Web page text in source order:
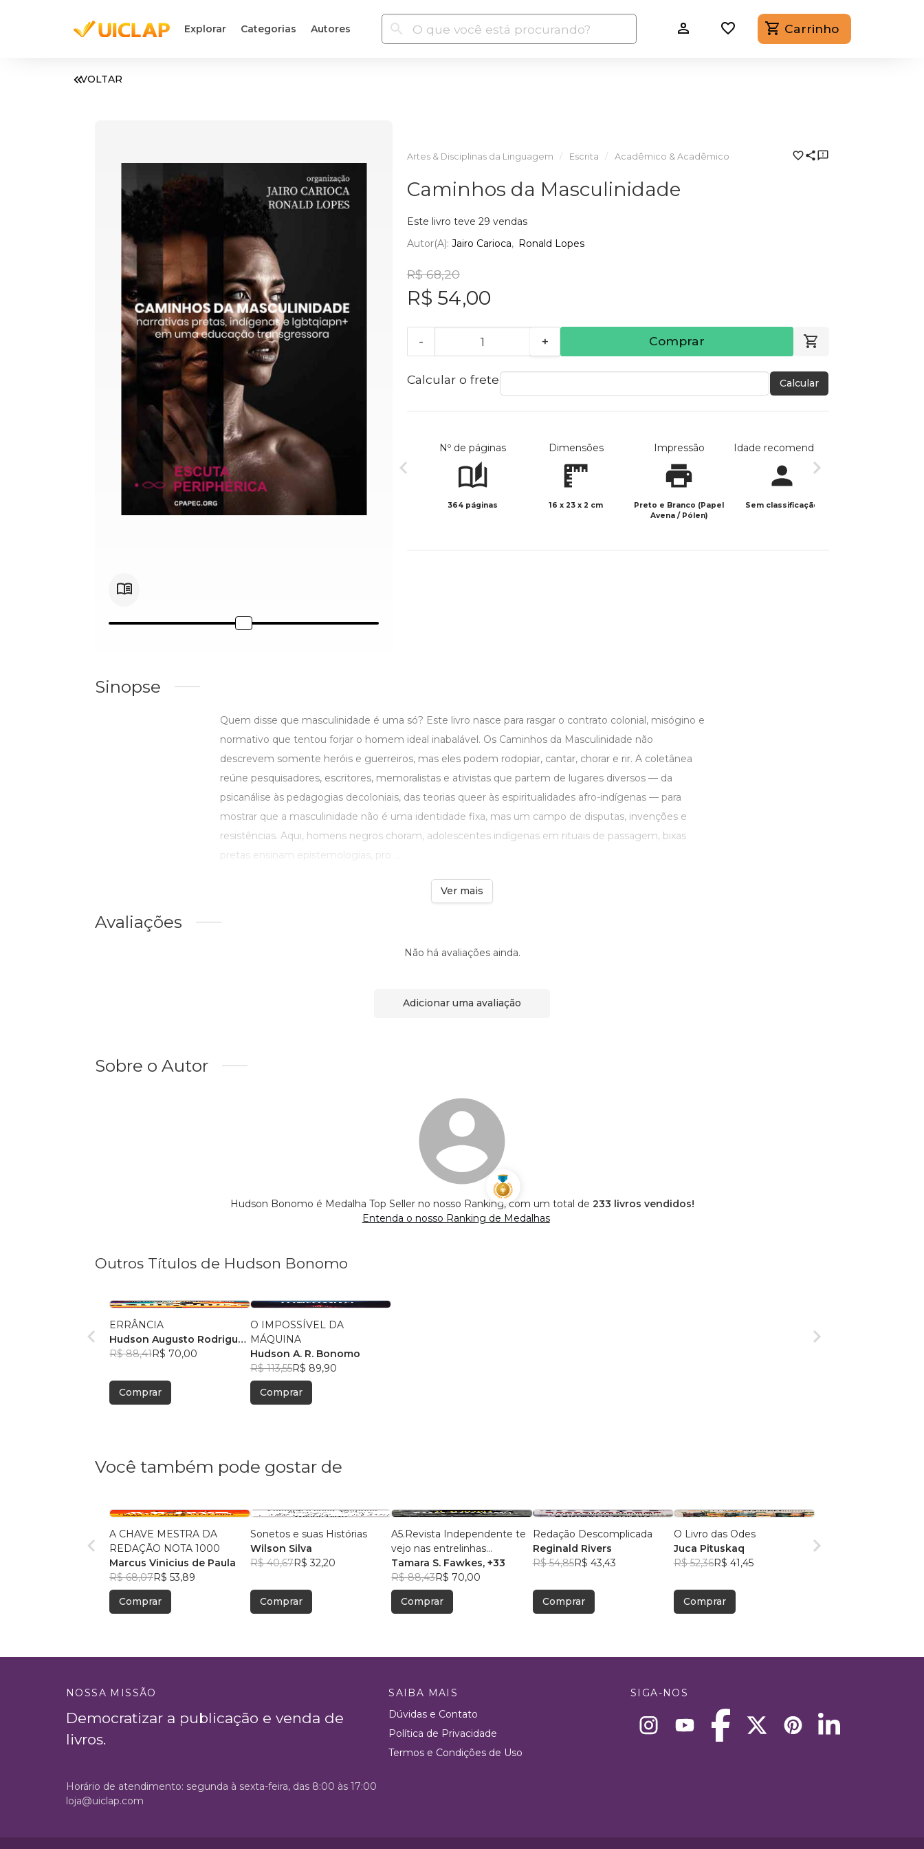
Explorar Categorias Autores Carrinho
VOLTAR
Artes & Disciplinas da Linguagem Escrita Acadêmico & Acadêmico
Caminhos da Masculinidade
Este livro teve 29 vendas
Autor(a): Jairo Carioca Ronald Lopes
R$ 68,20
R$ 54,00
- + Comprar
Calcular o frete Calcular
Nº de páginas
364 páginas
Dimensões
16 x 23 x 2 cm
Impressão
Preto e Branco (Papel
Avena / Pólen)
Idade recomendada
Sem classificação
Sinopse
Quem disse que masculinidade é uma só? Este livro nasce para rasgar o contrato colonial, misógino e
normativo que tentou forjar o homem ideal inabalável. Os Caminhos da Masculinidade não
descrevem somente heróis e guerreiros, mas eles podem rodopiar, cantar, chorar e rir. A coletânea
reúne pesquisadores, escritores, memoralistas e ativistas que partem de lugares diversos — da
psicanálise às pedagogias decoloniais, das teorias queer às espiritualidades afro-indígenas — para
mostrar que a masculinidade não é uma identidade fixa, mas um campo de disputas, invenções e
resistências. Aqui, homens negros choram, adolescentes indígenas em rituais de passagem, bixas
pretas ensinam epistemologias, pro ...
Ver mais
Avaliações
Não há avaliações ainda.
Adicionar uma avaliação
Sobre o Autor
Hudson Bonomo é Medalha Top Seller no nosso Ranking, com um total de 233 livros vendidos!
Entenda o nosso Ranking de Medalhas
Outros Títulos de Hudson Bonomo
ERRÂNCIA
Hudson Augusto Rodrigues
Bonomo
R$ 88,41R$ 70,00
Comprar
O IMPOSSÍVEL DA
MÁQUINA
Hudson A. R. Bonomo
R$ 113,55R$ 89,90
Comprar
Você também pode gostar de
A CHAVE MESTRA DA
REDAÇÃO NOTA 1000
Marcus Vinicius de Paula
R$ 68,07R$ 53,89
Comprar
Sonetos e suas Histórias
Wilson Silva
R$ 40,67R$ 32,20
Comprar
A5.Revista Independente te
vejo nas entrelinhas
Vol.1,No.3,jul.set.2026
Tamara S. Fawkes, +33
R$ 88,43R$ 70,00
Comprar
Redação Descomplicada
Reginald Rivers
R$ 54,85R$ 43,43
Comprar
O Livro das Odes
Juca Pituskaq
R$ 52,36R$ 41,45
Comprar
NOSSA MISSÃO
Democratizar a publicação e venda de
livros.
SAIBA MAIS
Dúvidas e Contato
Política de Privacidade
Termos e Condições de Uso
SIGA-NOS
Horário de atendimento: segunda à sexta-feira, das 8:00 às 17:00
loja@uiclap.com